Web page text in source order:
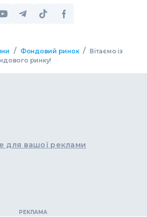
/ Фондовий ринок / Вітаємо із
ринку!
для вашої реклами